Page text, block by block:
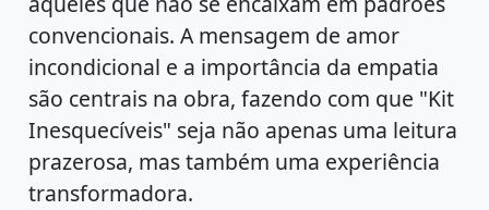
convencionais. A mensagem de amor
incondicional e a importância da empatia
são centrais na obra, fazendo com que "Kit
Inesquecíveis" seja não apenas uma leitura
prazerosa, mas também uma experiência
transformadora.